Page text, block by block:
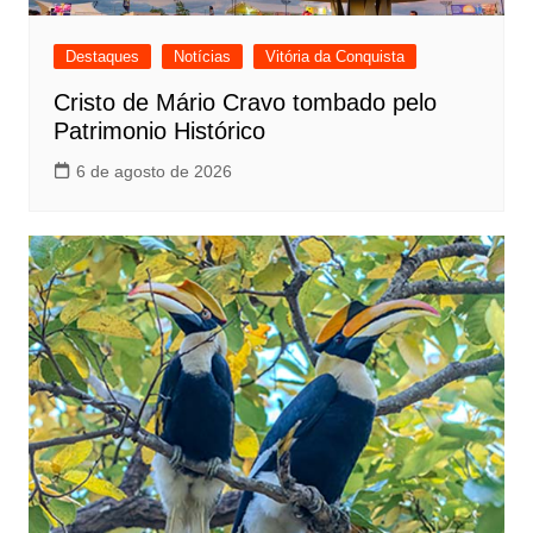
Destaques Notícias Vitória da Conquista
Cristo de Mário Cravo tombado pelo
Patrimonio Histórico
6 de agosto de 2026